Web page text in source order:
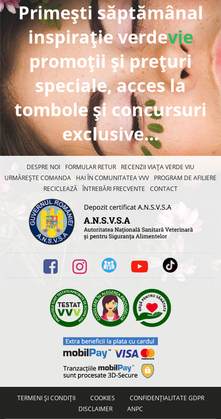
Primești săptămânal
inspirație verdevie
promoții și prețuri
speciale, acces la
tombole și concursuri
exclusive...
DESPRE NOI FORMULAR RETUR
RECENZII VIAȚA VERDE VIU
URMĂREȘTE COMANDA
HAI ÎN COMUNITATEA VVV
PROGRAM DE AFILIERE
RECICLEAZĂ ÎNTREBĂRI FRECVENTE CONTACT
TERMENI ȘI CONDIȚII COOKIES
CONFIDENȚIALITATE GDPR
DISCLAIMER
ANPC